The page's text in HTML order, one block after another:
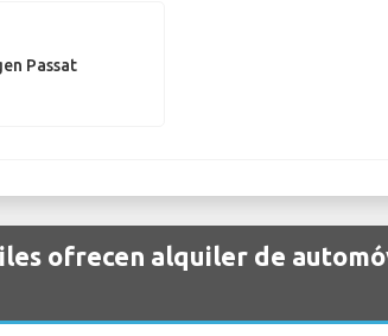
Passat
ofrecen alquiler de